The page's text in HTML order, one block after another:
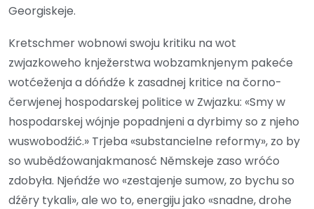
Georgiskeje.
Kretschmer wobnowi swoju kritiku na wot
zwjazkoweho knježerstwa wobzamknjenym pakeće
wotćeženja a dóńdźe k zasadnej kritice na čorno-
čerwjenej hospodarskej politice w Zwjazku: «Smy w
hospodarskej wójnje popadnjeni a dyrbimy so z njeho
wuswobodźić.» Trjeba «substancielne reformy», zo by
so wubědźowanjakmanosć Němskeje zaso wróćo
zdobyła. Njeńdźe wo «zestajenje sumow, zo bychu so
dźěry tykali», ale wo to, energiju jako «snadne, drohe